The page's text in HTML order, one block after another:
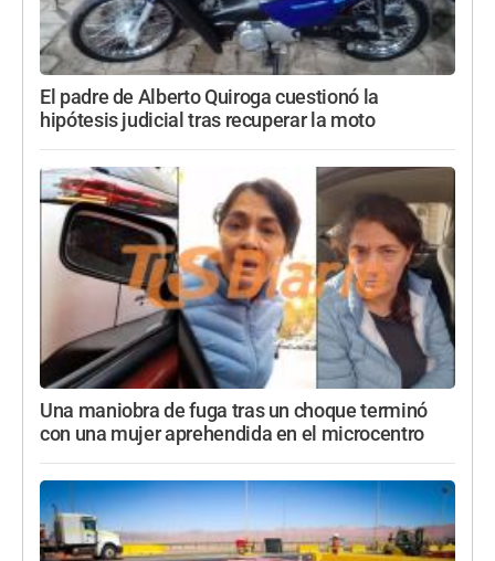
El padre de Alberto Quiroga cuestionó la
hipótesis judicial tras recuperar la moto
Una maniobra de fuga tras un choque terminó
con una mujer aprehendida en el microcentro